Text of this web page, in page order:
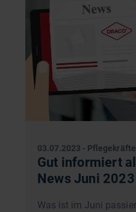
03.07.2023 - Pflegekräfte
Gut informiert
News Juni
Was ist im Juni